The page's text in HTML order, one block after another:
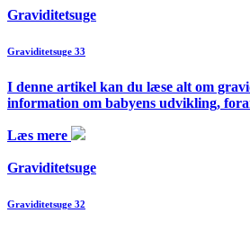
Graviditetsuge
Graviditetsuge 33
I denne artikel kan du læse alt om
information om babyens udvikling,
Læs mere
Graviditetsuge
Graviditetsuge 32